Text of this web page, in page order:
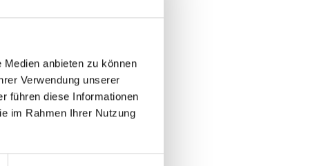
anbieten zu können
Verwendung unserer
führen diese Informationen
im Rahmen Ihrer Nutzung